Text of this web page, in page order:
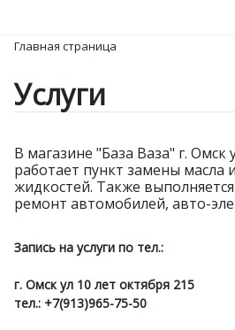
Главная страница
Услуги
В магазине "База Ваза" г. Омск
работает пункт замены масла
жидкостей. Также
ремонт автомобилей, авто-
Запись на услуги по тел.:
г. Омск ул 10 лет октября 215
тел.: +7(913)965-75-50